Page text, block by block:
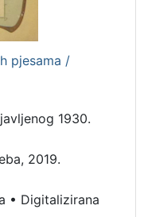
pjesama /
1930.
2019.
• Digitalizirana